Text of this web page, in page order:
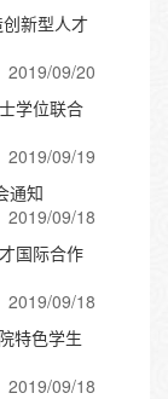
创新型人才
2019/09/20
学位联合
2019/09/19
通知
2019/09/18
国际合作
2019/09/18
特色学生
2019/09/18